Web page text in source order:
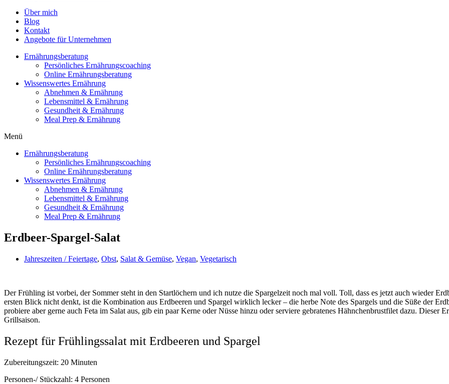
Über mich
Blog
Kontakt
Angebote für Unternehmen
Ernährungsberatung
Persönliches Ernährungscoaching
Online Ernährungsberatung
Wissenswertes Ernährung
Abnehmen & Ernährung
Lebensmittel & Ernährung
Gesundheit & Ernährung
Meal Prep & Ernährung
Menü
Ernährungsberatung
Persönliches Ernährungscoaching
Online Ernährungsberatung
Wissenswertes Ernährung
Abnehmen & Ernährung
Lebensmittel & Ernährung
Gesundheit & Ernährung
Meal Prep & Ernährung
Erdbeer-Spargel-Salat
Jahreszeiten / Feiertage, Obst, Salat & Gemüse, Vegan, Vegetarisch
Der Frühling ist vorbei, der Sommer steht in den Startlöchern und ich nutze die Spargelzeit noch mal voll. Toll, dass es jetzt auch wieder
ersten Blick nicht denkt, ist die Kombination aus Erdbeeren und Spargel wirklich lecker – die herbe Note des Spargels und die Süße der
probiere aber gerne auch Feta im Salat aus, gib ein paar Kerne oder Nüsse hinzu oder serviere gebratenes Hähnchenbrustfilet dazu.
Grillsaison.
Rezept für Frühlingssalat mit Erdbeeren und Spargel
Zubereitungszeit: 20 Minuten
Personen-/ Stückzahl: 4 Personen